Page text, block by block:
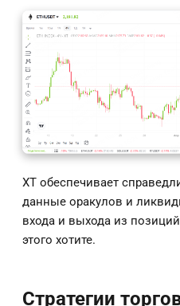
XT обеспечивает
данные оракулов и
входа и выхода из
этого хотите.
Стратегии